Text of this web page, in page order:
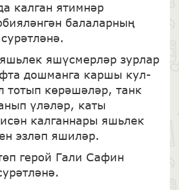
калган ятимнәр
балаларның
яшүсмерләр зурлар
дошманга каршы кул­
тотып көрәшәләр, танк
үләләр, каты
калганнары яшьлек
эзләп яшиләр.
герой Гали Сафин